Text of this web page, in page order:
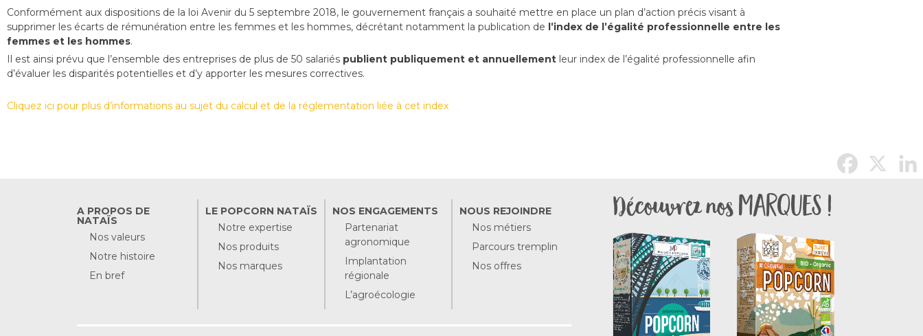
Conformément aux dispositions de la loi Avenir du 5 septembre 2018, le gouvernement français a souhaité mettre en place un plan d’action précis visant à
supprimer les écarts de rémunération entre les femmes et les hommes, décrétant notamment la publication de l’index de l’égalité professionnelle entre les
femmes et les hommes.
Il est ainsi prévu que l’ensemble des entreprises de plus de 50 salariés publient publiquement et annuellement leur index de l’égalité professionnelle afin
d’évaluer les disparités potentielles et d’y apporter les mesures correctives.
Cliquez ici pour plus d’informations au sujet du calcul et de la réglementation liée à cet index
A PROPOS DE
NATAÏS
Nos valeurs
Notre histoire
En bref
LE POPCORN NATAÏS
Notre expertise
Nos produits
Nos marques
NOS ENGAGEMENTS
Partenariat
agronomique
Implantation
régionale
L’agroécologie
NOUS REJOINDRE
Nos métiers
Parcours tremplin
Nos offres
Découvrez nosmarques !